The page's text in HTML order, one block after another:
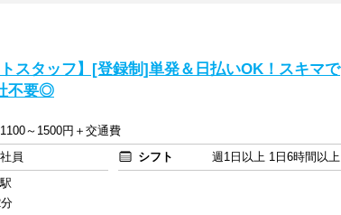
トスタッフ】[登録制]単発＆日払いOK！スキマで
不要◎
～1500円＋交通費
員 シフト
週1日以上 1日6時間以上